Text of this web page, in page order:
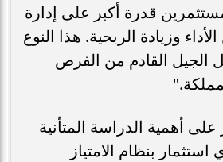
قدرة أكبر على إدارة
وزيادة الربحية. هذا النوع
الجيل القادم من الفرص
أهمية الدراسة المتأنية
بنظام الامتياز